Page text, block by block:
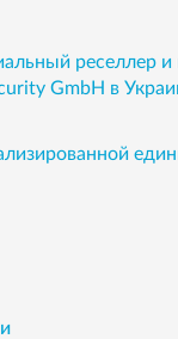
реселлер и
GmbH в